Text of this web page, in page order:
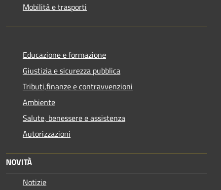
Mobilità e trasporti
Educazione e formazione
Giustizia e sicurezza pubblica
Tributi,finanze e contravvenzioni
Ambiente
Salute, benessere e assistenza
Autorizzazioni
NOVITÀ
Notizie